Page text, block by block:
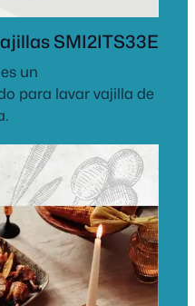
SMI2ITS33E
un
para lavar vajilla de